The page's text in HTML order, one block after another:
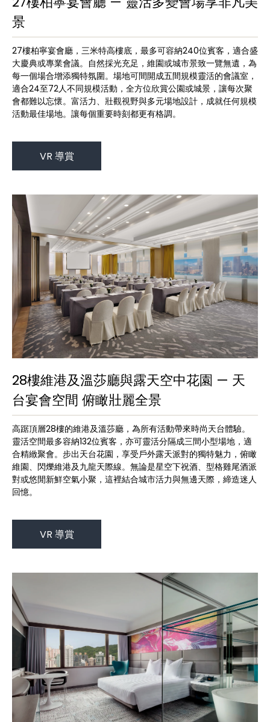
景
27樓柏寧宴會廳，三米特高樓底，最多可容納240位賓客，適合盛
大慶典或專業會議。自然採光充足，維園或城市景致一覽無遺，為
每一個場合增添獨特氛圍。場地可間開成五間規模靈活的會議室，
適合24至72人不同規模活動，全方位欣賞公園或城景，讓每次聚
會都難以忘懷。富活力、壯觀視野與多元場地設計，成就任何規模
活動最佳場地。讓每個重要時刻都更有格調。
VR 導賞
28樓維港及溫莎廳與露天空中花園 — 天
台宴會空間 俯瞰壯麗全景
高踞頂層28樓的維港及溫莎廳，為所有活動帶來時尚天台體驗。
靈活空間最多容納132位賓客，亦可靈活分隔成三間小型場地，適
合精緻聚會。步出天台花園，享受戶外露天派對的獨特魅力，俯瞰
維園、閃爍維港及九龍天際線。無論是星空下祝酒、型格雞尾酒派
對或悠閒新鮮空氣小聚，這裡結合城市活力與無邊天際，締造迷人
回憶。
VR 導賞